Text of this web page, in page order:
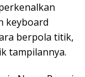
keyboard
berpola titik,
tampilannya.